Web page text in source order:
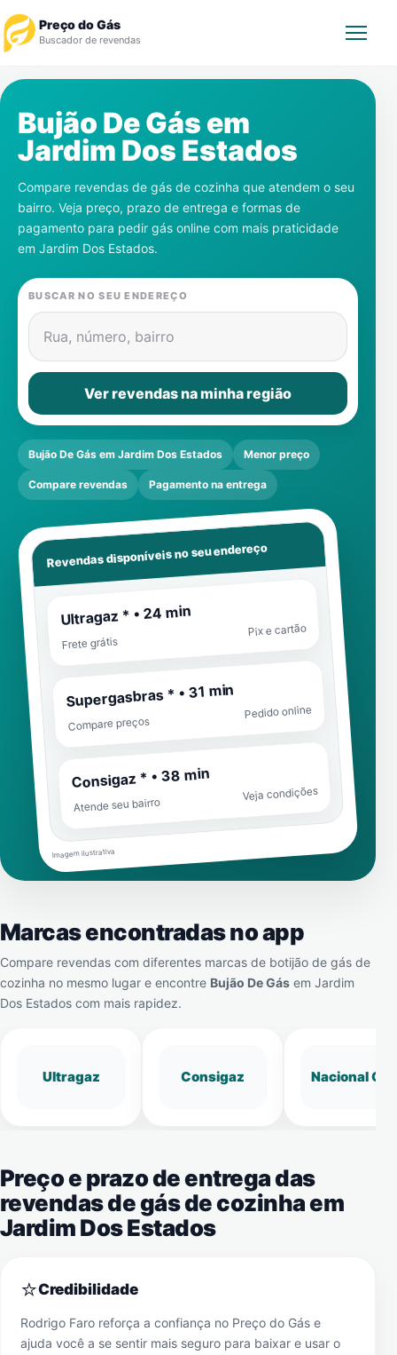
Preço do Gás
Buscador de revendas
Revendedor
Notícias
Cadastre-se
Gás
Contatos
Bujão De Gás em
Jardim Dos Estados
Compare revendas de gás de cozinha que atendem o seu
bairro. Veja preço, prazo de entrega e formas de
pagamento para pedir gás online com mais praticidade
em Jardim Dos Estados.
BUSCAR NO SEU ENDEREÇO
Rua, número, bairro
Ver revendas na minha região
Bujão De Gás em Jardim Dos Estados Menor preço
Compare revendas Pagamento na entrega
Revendas disponíveis no seu endereço
Ultragaz * • 24 min
Frete grátis
Pix e cartão
Supergasbras * • 31 min
Compare preços
Pedido online
Consigaz * • 38 min
Atende seu bairro
Veja condições
Imagem ilustrativa
Marcas encontradas no app
Compare revendas com diferentes marcas de botijão de gás de
cozinha no mesmo lugar e encontre Bujão De Gás em Jardim
Dos Estados com mais rapidez.
Ultragaz Consigaz Nacional Gás
Preço e prazo de entrega das
revendas de gás de cozinha em
Jardim Dos Estados
⭐Credibilidade
Rodrigo Faro reforça a confiança no Preço do Gás e
ajuda você a se sentir mais seguro para baixar e usar o